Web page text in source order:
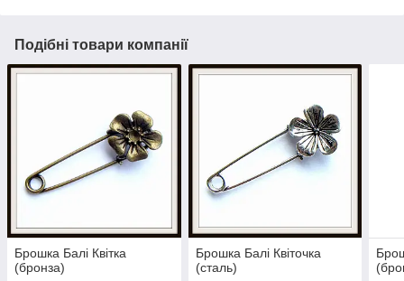
Подібні товари компанії
Брошка Балі Квітка
(бронза)
Брошка Балі Квіточка
(сталь)